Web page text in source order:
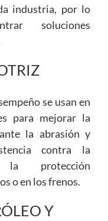
industria, por lo
soluciones
se usan en
para mejorar la
la abrasión y
contra la
la protección
o en los frenos.
Y